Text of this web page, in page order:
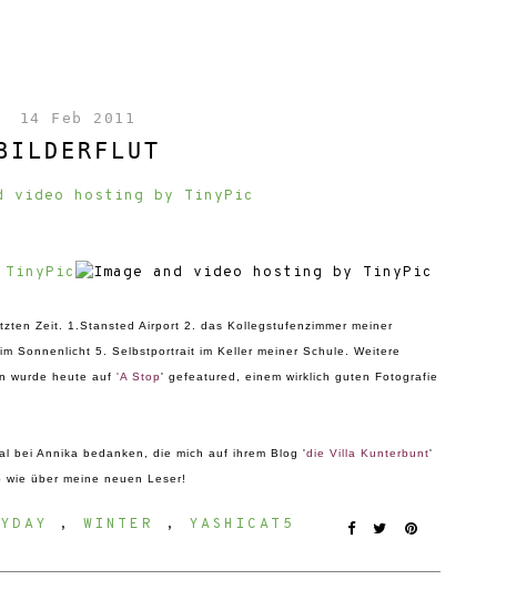
14 Feb 2011
Zeit. 1.Stansted Airport 2. das Kollegstufenzimmer meiner
Sonnenlicht 5. Selbstportrait im Keller meiner Schule. Weitere
wurde heute auf 'A Stop' gefeatured, einem wirklich guten Fotografie
bei Annika bedanken, die mich auf ihrem Blog 'die Villa Kunterbunt'
über meine neuen Leser!
, WINTER , YASHICAT5